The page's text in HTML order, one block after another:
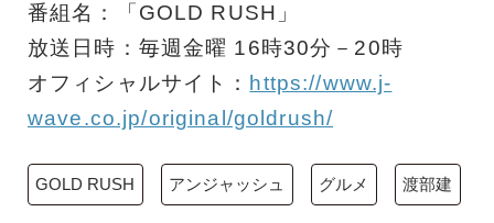
番組名：「GOLD RUSH」
放送日時：毎週金曜 16時30分－20時
オフィシャルサイト： https://www.j-
wave.co.jp/original/goldrush/
GOLD RUSH アンジャッシュ グルメ 渡部建